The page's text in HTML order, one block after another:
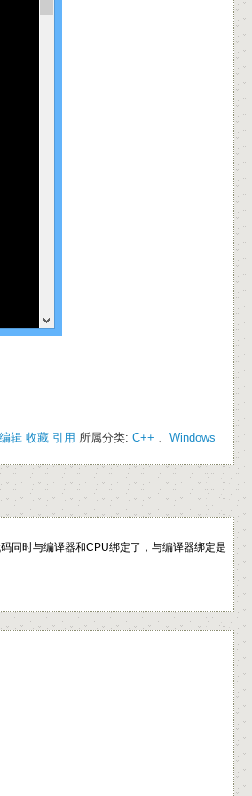
编辑 收藏 引用 所属分类: C++ 、 Windows
同时与编译器和CPU绑定了，与编译器绑定是